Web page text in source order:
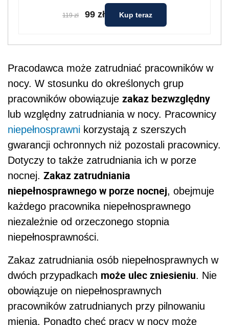
119 zł 99 zł Kup teraz
Pracodawca może zatrudniać pracowników w
nocy. W stosunku do określonych grup
pracowników obowiązuje zakaz bezwzględny
lub względny zatrudniania w nocy. Pracownicy
niepełnosprawni korzystają z szerszych
gwarancji ochronnych niż pozostali pracownicy.
Dotyczy to także zatrudniania ich w porze
nocnej. Zakaz zatrudniania
niepełnosprawnego w porze nocnej, obejmuje
każdego pracownika niepełnosprawnego
niezależnie od orzeczonego stopnia
niepełnosprawności.
Zakaz zatrudniania osób niepełnosprawnych w
dwóch przypadkach może ulec zniesieniu. Nie
obowiązuje on niepełnosprawnych
pracowników zatrudnianych przy pilnowaniu
mienia. Ponadto chęć pracy w nocy może